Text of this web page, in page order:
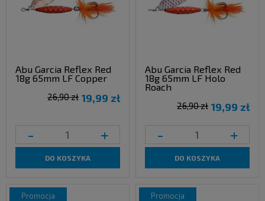
Abu Garcia Reflex Red
18g 65mm LF Copper
19,99 zł
26,90 zł
- +
DO KOSZYKA
Abu Garcia Reflex Red
18g 65mm LF Holo
Roach
19,99 zł
26,90 zł
- +
DO KOSZYKA
promocja promocja